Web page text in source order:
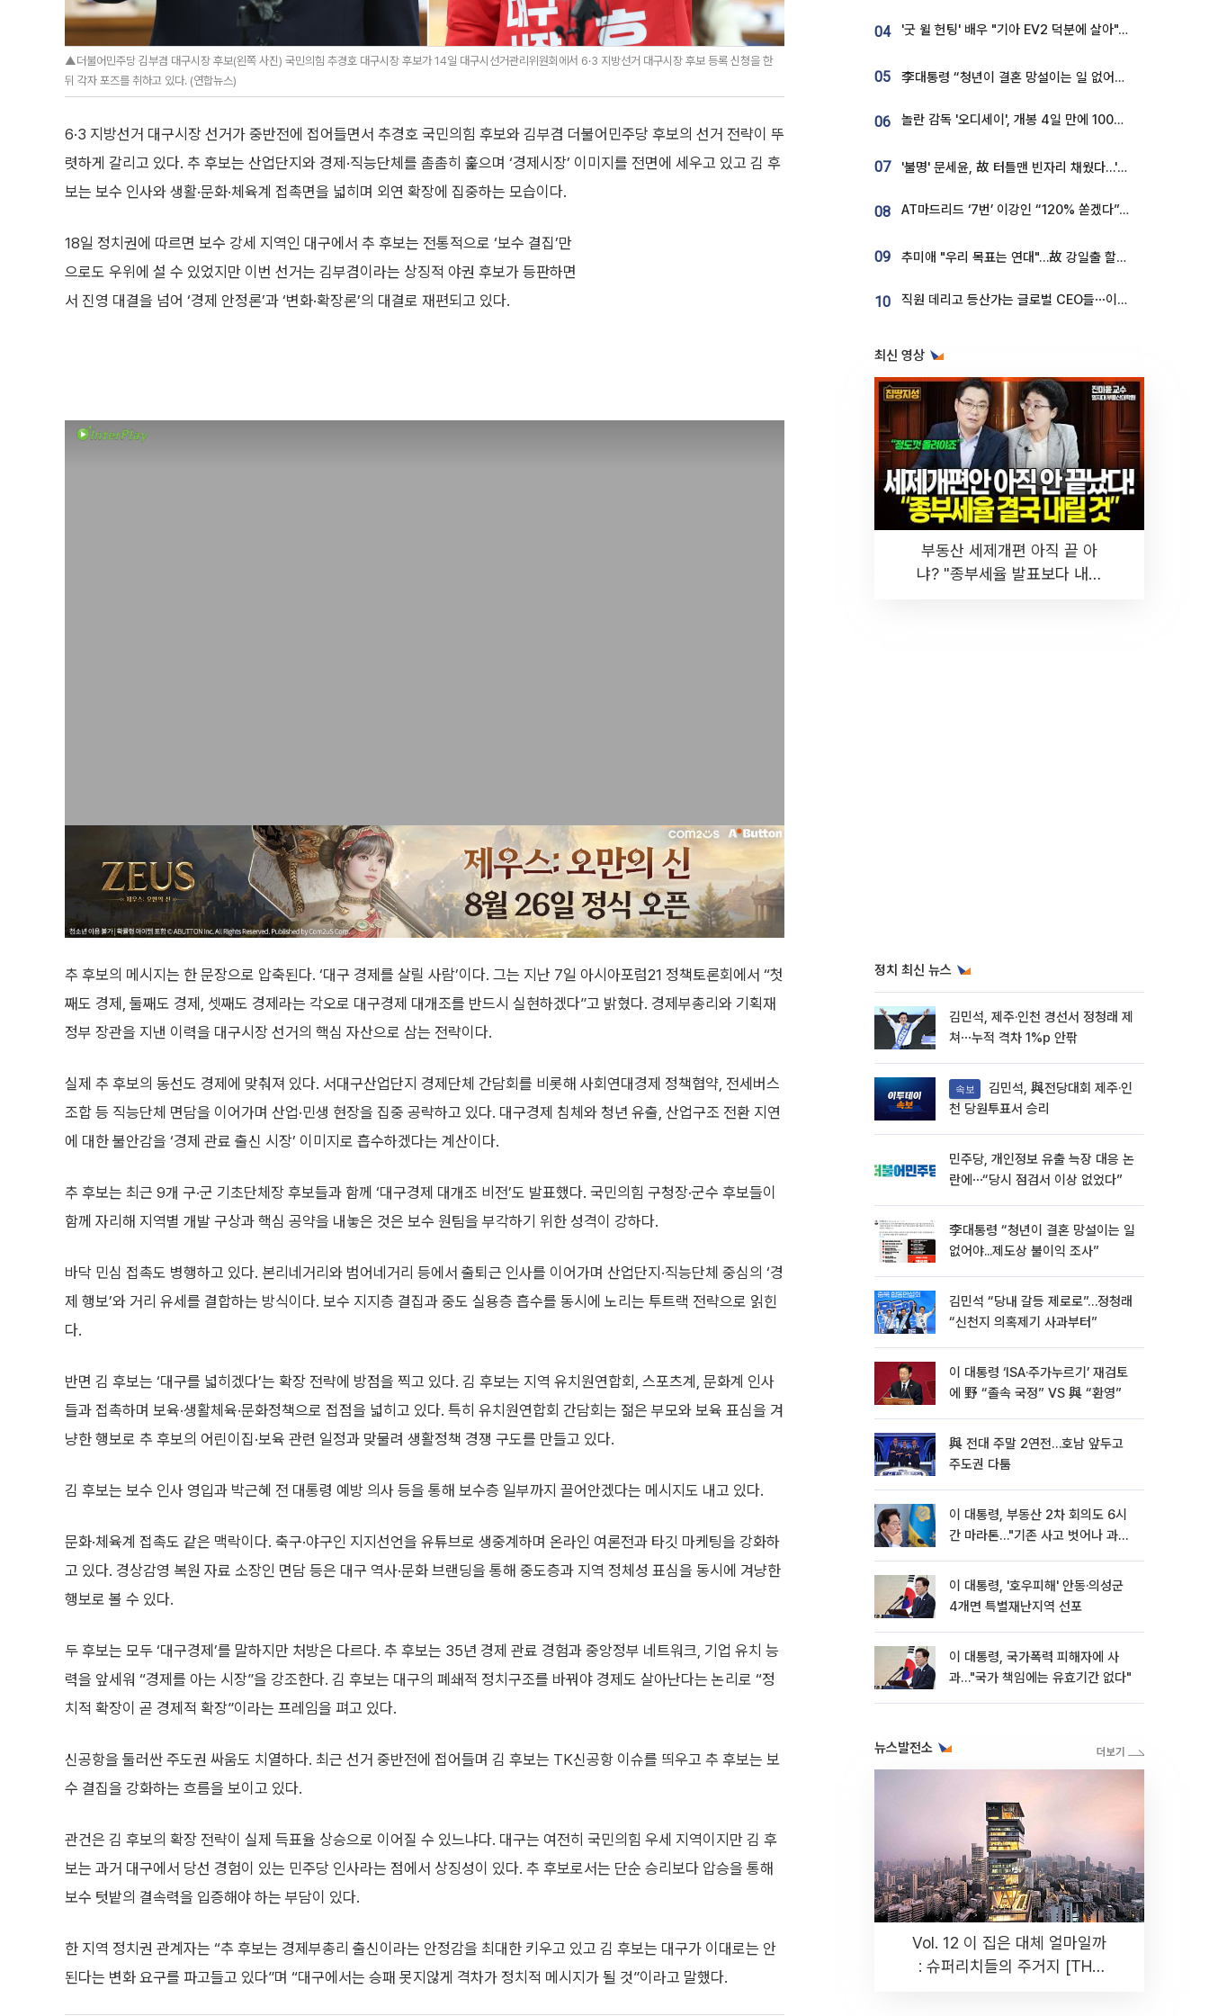
▲더불어민주당 김부겸 대구시장 후보(왼쪽 사진) 국민의힘 추경호 대구시장 후보가 14일 대구시선거관리위원회에서 6·3 지방선거 대구시장 후보 등록 신청을 한
뒤 각자 포즈를 취하고 있다. (연합뉴스)
6·3 지방선거 대구시장 선거가 중반전에 접어들면서 추경호 국민의힘 후보와 김부겸 더불어민주당 후보의 선거 전략이 뚜
렷하게 갈리고 있다. 추 후보는 산업단지와 경제·직능단체를 촘촘히 훑으며 ‘경제시장’ 이미지를 전면에 세우고 있고 김 후
보는 보수 인사와 생활·문화·체육계 접촉면을 넓히며 외연 확장에 집중하는 모습이다.
18일 정치권에 따르면 보수 강세 지역인 대구에서 추 후보는 전통적으로 ‘보수 결집’만
으로도 우위에 설 수 있었지만 이번 선거는 김부겸이라는 상징적 야권 후보가 등판하면
서 진영 대결을 넘어 ‘경제 안정론’과 ‘변화·확장론’의 대결로 재편되고 있다.
추 후보의 메시지는 한 문장으로 압축된다. ‘대구 경제를 살릴 사람’이다. 그는 지난 7일 아시아포럼21 정책토론회에서 “첫
째도 경제, 둘째도 경제, 셋째도 경제라는 각오로 대구경제 대개조를 반드시 실현하겠다”고 밝혔다. 경제부총리와 기획재
정부 장관을 지낸 이력을 대구시장 선거의 핵심 자산으로 삼는 전략이다.
실제 추 후보의 동선도 경제에 맞춰져 있다. 서대구산업단지 경제단체 간담회를 비롯해 사회연대경제 정책협약, 전세버스
조합 등 직능단체 면담을 이어가며 산업·민생 현장을 집중 공략하고 있다. 대구경제 침체와 청년 유출, 산업구조 전환 지연
에 대한 불안감을 ‘경제 관료 출신 시장’ 이미지로 흡수하겠다는 계산이다.
추 후보는 최근 9개 구·군 기초단체장 후보들과 함께 ‘대구경제 대개조 비전’도 발표했다. 국민의힘 구청장·군수 후보들이
함께 자리해 지역별 개발 구상과 핵심 공약을 내놓은 것은 보수 원팀을 부각하기 위한 성격이 강하다.
바닥 민심 접촉도 병행하고 있다. 본리네거리와 범어네거리 등에서 출퇴근 인사를 이어가며 산업단지·직능단체 중심의 ‘경
제 행보’와 거리 유세를 결합하는 방식이다. 보수 지지층 결집과 중도 실용층 흡수를 동시에 노리는 투트랙 전략으로 읽힌
다.
반면 김 후보는 ‘대구를 넓히겠다’는 확장 전략에 방점을 찍고 있다. 김 후보는 지역 유치원연합회, 스포츠계, 문화계 인사
들과 접촉하며 보육·생활체육·문화정책으로 접점을 넓히고 있다. 특히 유치원연합회 간담회는 젊은 부모와 보육 표심을 겨
냥한 행보로 추 후보의 어린이집·보육 관련 일정과 맞물려 생활정책 경쟁 구도를 만들고 있다.
김 후보는 보수 인사 영입과 박근혜 전 대통령 예방 의사 등을 통해 보수층 일부까지 끌어안겠다는 메시지도 내고 있다.
문화·체육계 접촉도 같은 맥락이다. 축구·야구인 지지선언을 유튜브로 생중계하며 온라인 여론전과 타깃 마케팅을 강화하
고 있다. 경상감영 복원 자료 소장인 면담 등은 대구 역사·문화 브랜딩을 통해 중도층과 지역 정체성 표심을 동시에 겨냥한
행보로 볼 수 있다.
두 후보는 모두 ‘대구경제’를 말하지만 처방은 다르다. 추 후보는 35년 경제 관료 경험과 중앙정부 네트워크, 기업 유치 능
력을 앞세워 “경제를 아는 시장”을 강조한다. 김 후보는 대구의 폐쇄적 정치구조를 바꿔야 경제도 살아난다는 논리로 “정
치적 확장이 곧 경제적 확장”이라는 프레임을 펴고 있다.
신공항을 둘러싼 주도권 싸움도 치열하다. 최근 선거 중반전에 접어들며 김 후보는 TK신공항 이슈를 띄우고 추 후보는 보
수 결집을 강화하는 흐름을 보이고 있다.
관건은 김 후보의 확장 전략이 실제 득표율 상승으로 이어질 수 있느냐다. 대구는 여전히 국민의힘 우세 지역이지만 김 후
보는 과거 대구에서 당선 경험이 있는 민주당 인사라는 점에서 상징성이 있다. 추 후보로서는 단순 승리보다 압승을 통해
보수 텃밭의 결속력을 입증해야 하는 부담이 있다.
한 지역 정치권 관계자는 “추 후보는 경제부총리 출신이라는 안정감을 최대한 키우고 있고 김 후보는 대구가 이대로는 안
된다는 변화 요구를 파고들고 있다”며 “대구에서는 승패 못지않게 격차가 정치적 메시지가 될 것”이라고 말했다.
04 '굿 윌 헌팅' 배우 "기아 EV2 덕분에 살아"…교통사고 후 안전성 극찬
05 李대통령 “청년이 결혼 망설이는 일 없어야...제도상 불이익 조사”
06 놀란 감독 '오디세이', 개봉 4일 만에 100만 돌파⋯'왕사남' 보다 빠르다
07 '불명' 문세윤, 故 터틀맨 빈자리 채웠다…'거북이' 눈물의 최종 우승
08 AT마드리드 ‘7번’ 이강인 “120% 쏟겠다”⋯시메오네 감독 “필요한 선수”
09 추미애 "우리 목표는 연대"…故 강일출 할머니 흉상 제막
10 직원 데리고 등산가는 글로벌 CEO들⋯이유 있었네
최신 영상
부동산 세제개편 아직 끝 아
냐? "종부세율 발표보다 내릴
정치 최신 뉴스
김민석, 제주·인천 경선서 정청래 제
쳐⋯누적 격차 1%p 안팎
속보
천 당원투표서 승리
민주당, 개인정보 유출 늑장 대응 논
란에⋯“당시 점검서 이상 없었다”
李대통령 “청년이 결혼 망설이는 일
없어야...제도상 불이익 조사”
김민석 “당내 갈등 제로로”…정청래
“신천지 의혹제기 사과부터”
이 대통령 ‘ISA·주가누르기’ 재검토
에 野 “졸속 국정” VS 與 “환영”
與 전대 주말 2연전…호남 앞두고
주도권 다툼
이 대통령, 부동산 2차 회의도 6시
간 마라톤…"기존 사고 벗어나 과감
이 대통령, '호우피해' 안동·의성군
4개면 특별재난지역 선포
이 대통령, 국가폭력 피해자에 사
과…"국가 책임에는 유효기간 없다"
뉴스발전소
Vol. 12 이 집은 대체 얼마일까
: 슈퍼리치들의 주거지 [THE